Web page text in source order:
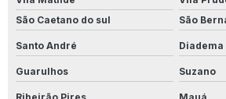
Produto Para Limpar Parede Branca
Produto Para Limpar Parede Encardida
São Caetano do sul
São
Santo André Diadema
Guarulhos Suzano